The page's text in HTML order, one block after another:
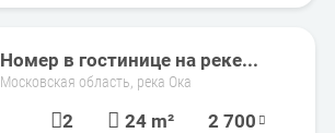
Номер в гостинице на реке...
Московская область, река Ока
2 24 m² 2 700